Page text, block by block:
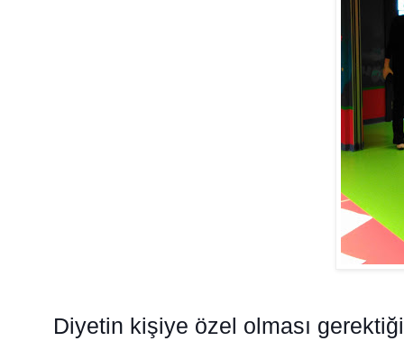
Diyetin kişiye özel olması